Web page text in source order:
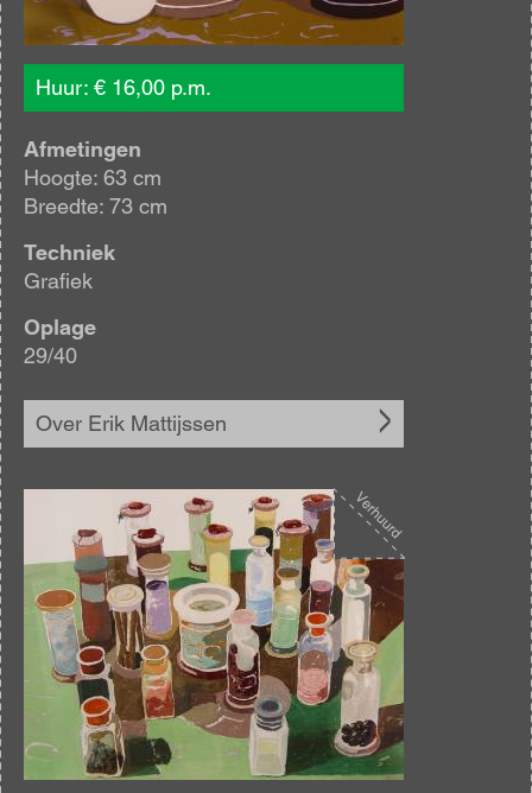
Huur: € 16,00 p.m.
Afmetingen
Hoogte: 63 cm
Breedte: 73 cm
Techniek
Grafiek
Oplage
29/40
Over Erik Mattijssen
Afbeelding